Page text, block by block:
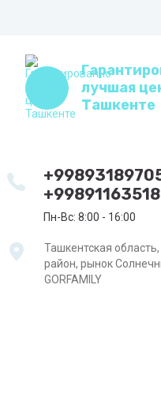
лучшая
Ташкенте
Пн-Вс: 8:00 - 16:00
Ташкентская
район, рынок
GORFAMILY